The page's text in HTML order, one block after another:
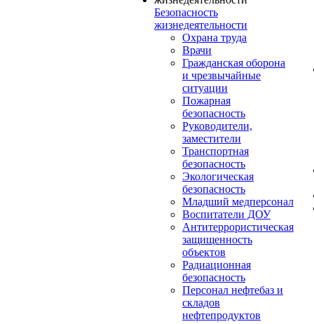
Безопасность
жизнедеятельности
Охрана труда
Врачи
Гражданская оборона
и чрезвычайные
ситуации
Пожарная
безопасность
Руководители,
заместители
Транспортная
безопасность
Экологическая
безопасность
Младший медперсонал
Воспитатели ДОУ
Антитеррористическая
защищенность
объектов
Радиационная
безопасность
Персонал нефтебаз и
складов
нефтепродуктов